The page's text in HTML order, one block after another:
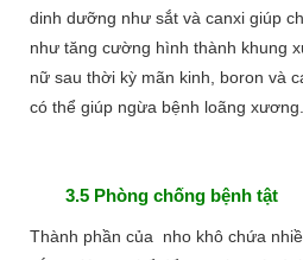
dinh dưỡng như sắt và canxi giúp
như tăng cường hình thành khung
nữ sau thời kỳ mãn kinh, boron và
có thể giúp ngừa bệnh loãng xương.
3.5 Phòng chống bệnh tật
Thành phần của nho khô chứa